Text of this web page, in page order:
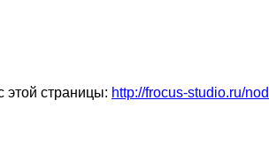
этой страницы: http://frocus-studio.ru/